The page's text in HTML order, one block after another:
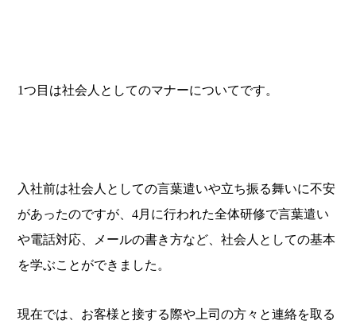
1つ目は社会人としてのマナーについてです。
入社前は社会人としての言葉遣いや立ち振る舞いに不安
があったのですが、4月に行われた全体研修で言葉遣い
や電話対応、メールの書き方など、社会人としての基本
を学ぶことができました。
現在では、お客様と接する際や上司の方々と連絡を取る